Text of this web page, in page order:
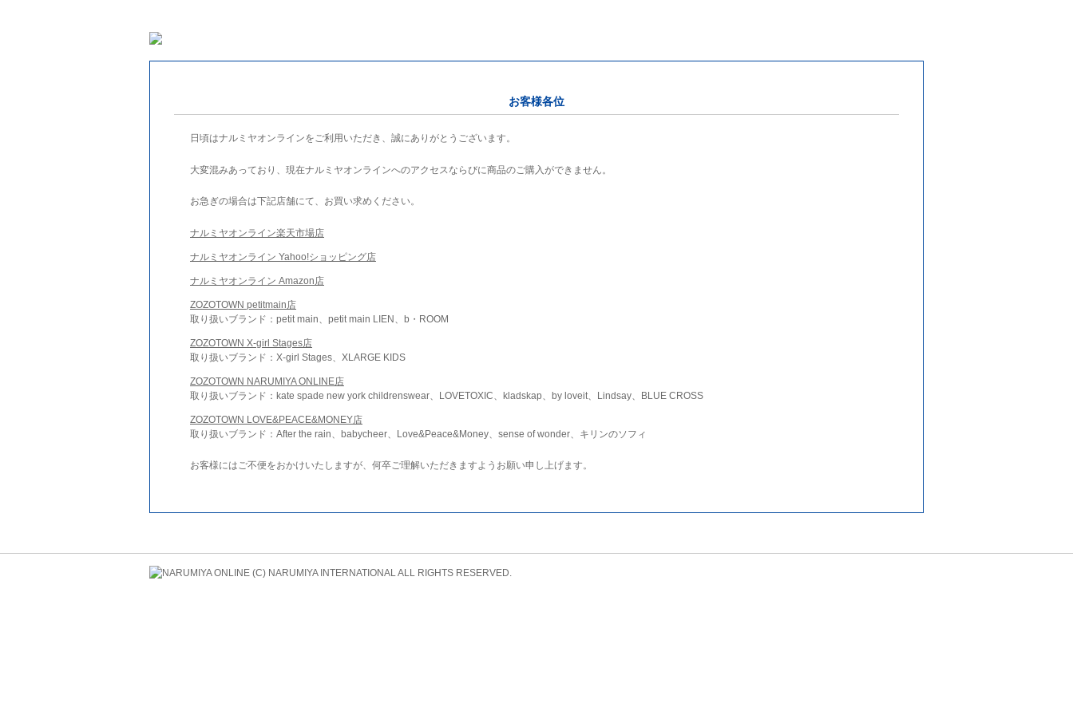
お客様各位
日頃はナルミヤオンラインをご利用いただき、誠にありがとうございます。
大変混みあっており、現在ナルミヤオンラインへのアクセスならびに商品のご購入ができません。
お急ぎの場合は下記店舗にて、お買い求めください。
ナルミヤオンライン楽天市場店
ナルミヤオンライン Yahoo!ショッピング店
ナルミヤオンライン Amazon店
ZOZOTOWN petitmain店
取り扱いブランド：petit main、petit main LIEN、b・ROOM
ZOZOTOWN X-girl Stages店
取り扱いブランド：X-girl Stages、XLARGE KIDS
ZOZOTOWN NARUMIYA ONLINE店
取り扱いブランド：kate spade new york childrenswear、LOVETOXIC、kladskap、by loveit、Lindsay、BLUE CROSS
ZOZOTOWN LOVE&PEACE&MONEY店
取り扱いブランド：After the rain、babycheer、Love&Peace&Money、sense of wonder、キリンのソフィ
お客様にはご不便をおかけいたしますが、何卒ご理解いただきますようお願い申し上げます。